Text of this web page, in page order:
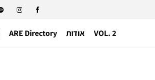
VOL. 2 אודות ARE Directory